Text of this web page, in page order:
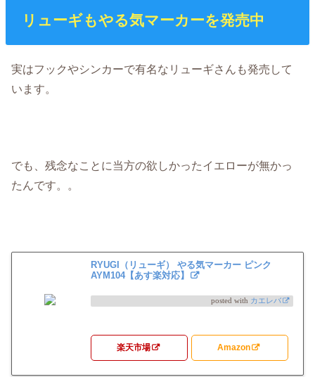
リューギもやる気マーカーを発売中
実はフックやシンカーで有名なリューギさんも発売して
います。
でも、残念なことに当方の欲しかったイエローが無かっ
たんです。。
RYUGI（リューギ） やる気マーカー ピンク
AYM104【あす楽対応】
posted with カエレバ
楽天市場 Amazon